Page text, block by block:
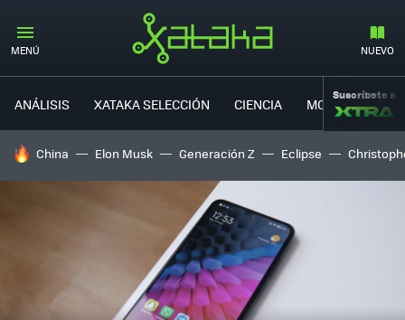
MENÚ NUEVO
ANÁLISIS XATAKA SELECCIÓN CIENCIA MOVILIDAD
Suscríbete a
HOY SE HABLA DE
China Elon Musk Generación Z Eclipse